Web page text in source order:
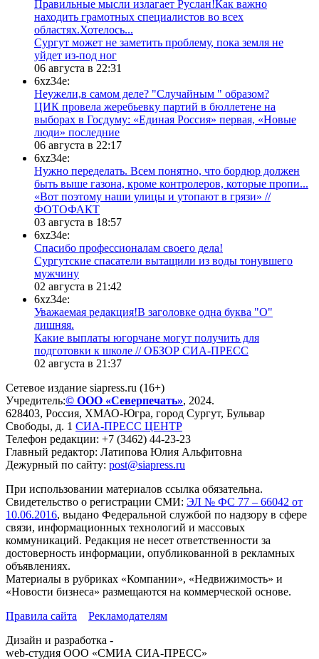
Правильные мысли излагает Руслан!Как важно
находить грамотных специалистов во всех
областях.Хотелось...
Сургут может не заметить проблему, пока земля не
уйдет из-под ног
06 августа в 22:31
6xz34e:
Неужели,в самом деле? "Случайным " образом?
ЦИК провела жеребьевку партий в бюллетене на
выборах в Госдуму: «Единая Россия» первая, «Новые
люди» последние
06 августа в 22:17
6xz34e:
Нужно переделать. Всем понятно, что бордюр должен
быть выше газона, кроме контролеров, которые пропи...
«Вот поэтому наши улицы и утопают в грязи» //
ФОТОФАКТ
03 августа в 18:57
6xz34e:
Спасибо профессионалам своего дела!
Сургутские спасатели вытащили из воды тонувшего
мужчину
02 августа в 21:42
6xz34e:
Уважаемая редакция!В заголовке одна буква "О"
лишняя.
Какие выплаты югорчане могут получить для
подготовки к школе // ОБЗОР СИА-ПРЕСС
02 августа в 21:37
Сетевое издание siapress.ru (16+)
Учредитель:© ООО «Северпечать», 2024.
628403, Россия, ХМАО-Югра, город Сургут, Бульвар
Свободы, д. 1 СИА-ПРЕСС ЦЕНТР
Телефон редакции: +7 (3462) 44-23-23
Главный редактор: Латипова Юлия Альфитовна
Дежурный по сайту: post@siapress.ru
При использовании материалов ссылка обязательна.
Свидетельство о регистрации СМИ: ЭЛ № ФС 77 – 66042 от
10.06.2016, выдано Федеральной службой по надзору в сфере
связи, информационных технологий и массовых
коммуникаций. Редакция не несет ответственности за
достоверность информации, опубликованной в рекламных
объявлениях.
Материалы в рубриках «Компании», «Недвижимость» и
«Новости бизнеса» размещаются на коммерческой основе.
Правила сайта
Рекламодателям
Дизайн и разработка -
web-студия ООО «СМИА СИА-ПРЕСС»